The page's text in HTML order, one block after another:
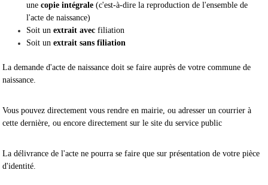
unecopie intégrale (c'est-à-dire la reproduction de l'ensemble de
l'acte de naissance)
Soit unextrait avecfiliation
Soit unextrait sans filiation
La demande d'acte de naissance doit se faire auprès de votre commune de
naissance.
Vous pouvez directement vous rendre en mairie, ou adresser un courrier à
cette dernière, ou encore directement sur le site du service public
La délivrance de l'acte ne pourra se faire que sur présentation de votre pièce
d'identité.